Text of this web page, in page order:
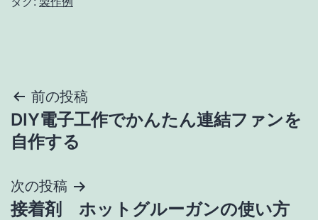
投
稿
ビ
前の投稿
DIY電子工作でかんたん連結ファンを
自作する
次の投稿
接着剤 ホットグルーガンの使い方